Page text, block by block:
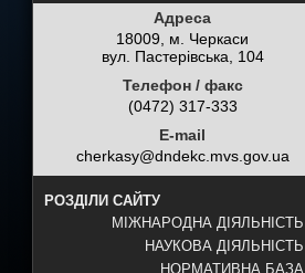
Адреса
18009, м. Черкаси
вул. Пастерівська, 104
Телефон / факс
(0472) 317-333
E-mail
cherkasy@dndekc.mvs.gov.ua
РОЗДІЛИ САЙТУ
МІЖНАРОДНА ДІЯЛЬНІСТЬ
НАУКОВА ДІЯЛЬНІСТЬ
НОРМАТИВНА БАЗА